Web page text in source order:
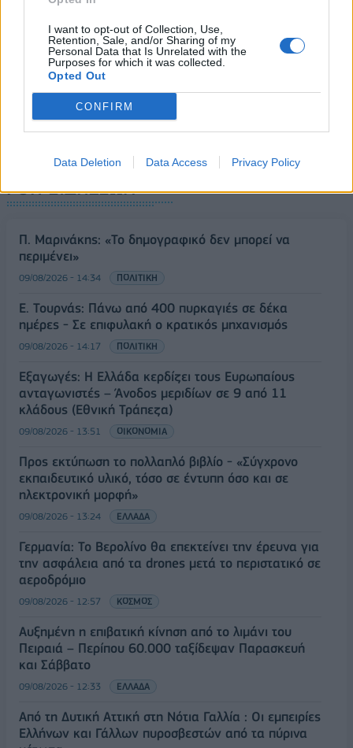
I want to opt-out of Collection, Use,
Retention, Sale, and/or Sharing of my
Personal Data that Is Unrelated with the
Purposes for which it was collected.
Opted Out
CONFIRM
Data Deletion Data Access Privacy Policy
ΡΟΗ ΕΙΔΗΣΕΩΝ
Π. Μαρινάκης: «Το δημογραφικό δεν μπορεί να
περιμένει»
09/08/2026 - 14:34 ΠΟΛΙΤΙΚΗ
Ε. Τουρνάς: Πάνω από 400 πυρκαγιές σε δέκα
ημέρες - Σε επιφυλακή ο κρατικός μηχανισμός
09/08/2026 - 14:17 ΠΟΛΙΤΙΚΗ
Εξαγωγές: Η Ελλάδα κερδίζει τους Ευρωπαίους
ανταγωνιστές – Άνοδος μεριδίων σε 9 από 11
κλάδους (Εθνική Τράπεζα)
09/08/2026 - 13:51 ΟΙΚΟΝΟΜΙΑ
Προς εκτύπωση το πολλαπλό βιβλίο - «Σύγχρονο
εκπαιδευτικό υλικό, τόσο σε έντυπη όσο και σε
ηλεκτρονική μορφή»
09/08/2026 - 13:24 ΕΛΛΑΔΑ
Γερμανία: Το Βερολίνο θα επεκτείνει την έρευνα για
την ασφάλεια από τα drones μετά το περιστατικό σε
αεροδρόμιο
09/08/2026 - 12:57 ΚΟΣΜΟΣ
Αυξημένη η επιβατική κίνηση από το λιμάνι του
Πειραιά – Περίπου 60.000 ταξίδεψαν Παρασκευή
και Σάββατο
09/08/2026 - 12:33 ΕΛΛΑΔΑ
Από τη Δυτική Αττική στη Νότια Γαλλία : Οι εμπειρίες
Ελλήνων και Γάλλων πυροσβεστών από τα πύρινα